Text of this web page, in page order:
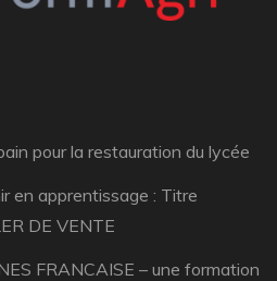
pour la restauration du lycée
en apprentissage : Titre
DE VENTE
FRANCAISE – une formation